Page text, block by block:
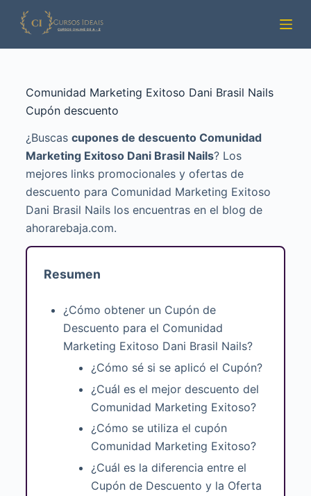
Pular
para
Comunidad Marketing Exitoso Dani Brasil Nails
Cupón descuento
¿Buscas cupones de descuento Comunidad
Marketing Exitoso Dani Brasil Nails? Los
mejores links promocionales y ofertas de
descuento para Comunidad Marketing Exitoso
Dani Brasil Nails los encuentras en el blog de
ahorarebaja.com.
Resumen
¿Cómo obtener un Cupón de
Descuento para el Comunidad
Marketing Exitoso Dani Brasil Nails?
¿Cómo sé si se aplicó el Cupón?
¿Cuál es el mejor descuento del
Comunidad Marketing Exitoso?
¿Cómo se utiliza el cupón
Comunidad Marketing Exitoso?
¿Cuál es la diferencia entre el
Cupón de Descuento y la Oferta